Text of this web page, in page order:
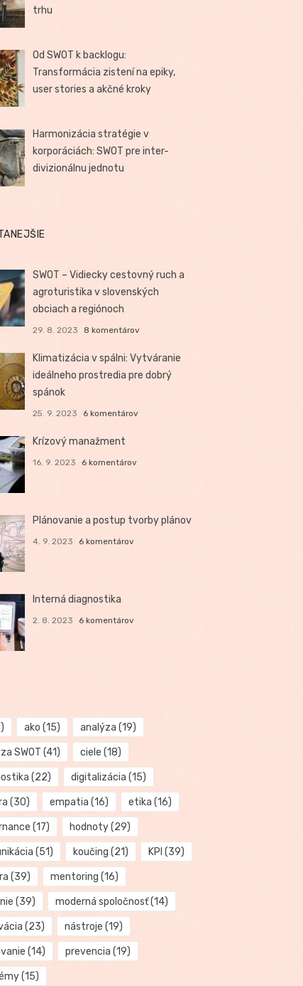
trhu
Od SWOT k backlogu:
Transformácia zistení na epiky,
user stories a akčné kroky
Harmonizácia stratégie v
korporáciách: SWOT pre inter-
divizionálnu jednotu
SWOT – Vidiecky cestovný ruch a
agroturistika v slovenských
obciach a regiónoch
29. 8. 2023 8 komentárov
Klimatizácia v spálni: Vytváranie
ideálneho prostredia pre dobrý
spánok
25. 9. 2023 6 komentárov
Krízový manažment
16. 9. 2023 6 komentárov
Plánovanie a postup tvorby plánov
4. 9. 2023 6 komentárov
Interná diagnostika
2. 8. 2023 6 komentárov
ako (15) analýza (19)
SWOT (41) ciele (18)
(22) digitalizácia (15)
(30) empatia (16) etika (16)
(17) hodnoty(29)
(51) koučing (21) KPI (39)
(39) mentoring (16)
(39) moderná spoločnosť(14)
(23) nástroje (19)
(14) prevencia (19)
(15)